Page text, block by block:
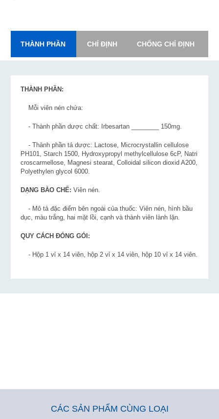
THÀNH PHẦN CHỈ ĐỊNH CHỐNG CHỈ ĐỊNH
THÀNH PHẦN:
Mỗi viên nén chứa:
- Thành phần dược chất: Irbesartan ________ 150mg.
- Thành phần tá dược: Lactose, Microcrystallin cellulose
PH101, Starch 1500, Hydroxypropyl methylcellulose 6cP, Natri
croscarmellose, Magnesi stearat, Colloidal silicon dioxid A200,
Polyethylen glycol 6000.
DẠNG BÀO CHẾ: Viên nén.
- Mô tả đặc điểm bên ngoài của thuốc: Viên nén, hình bầu
dục, màu trắng, hai mặt lồi, cạnh và thành viên lành lặn.
QUY CÁCH ĐÓNG GÓI:
- Hộp 1 vỉ x 14 viên, hộp 2 vỉ x 14 viên, hộp 10 vỉ x 14 viên.
CÁC SẢN PHẨM CÙNG LOẠI